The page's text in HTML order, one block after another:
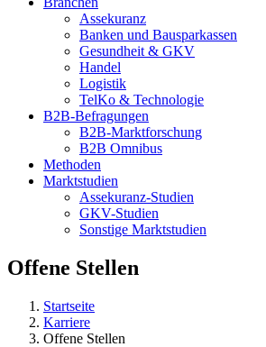
Assekuranz
Banken und Bausparkassen
Gesundheit & GKV
Handel
Logistik
TelKo & Technologie
B2B-Befragungen
B2B-Marktforschung
B2B Omnibus
Methoden
Marktstudien
Assekuranz-Studien
GKV-Studien
Sonstige Marktstudien
Offene Stellen
Startseite
Karriere
Offene Stellen